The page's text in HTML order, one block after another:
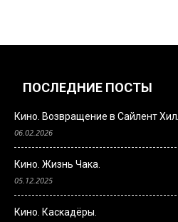
ПОСЛЕДНИЕ ПОСТЫ
Кино. Возвращение в Сайлент
06.02.2026
Кино. Жизнь Чака.
05.12.2025
Кино. Каскадёры.